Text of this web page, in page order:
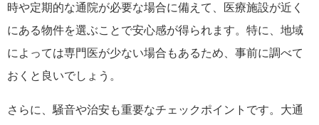
時や定期的な通院が必要な場合に備えて、医療施設が近く
にある物件を選ぶことで安心感が得られます。特に、地域
によっては専門医が少ない場合もあるため、事前に調べて
おくと良いでしょう。
さらに、騒音や治安も重要なチェックポイントです。大通